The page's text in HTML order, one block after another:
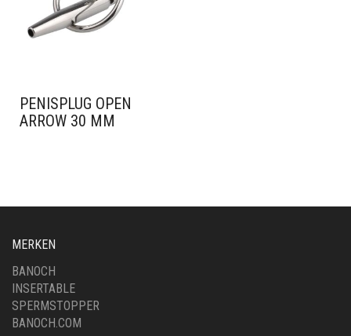
PENISPLUG OPEN
ARROW 30 MM
MERKEN
BANOCH
INSERTABLE
SPERMSTOPPER
BANOCH.COM